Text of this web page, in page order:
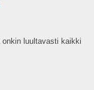
luultavasti kaikki